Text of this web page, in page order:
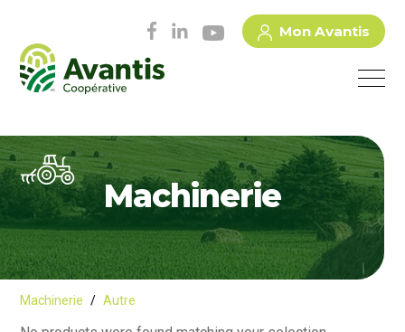
Mon Avantis
Machinerie
Machinerie / Autre